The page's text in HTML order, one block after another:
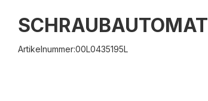
SCHRAUBAUTOMAT
Artikelnummer:00L0435195L